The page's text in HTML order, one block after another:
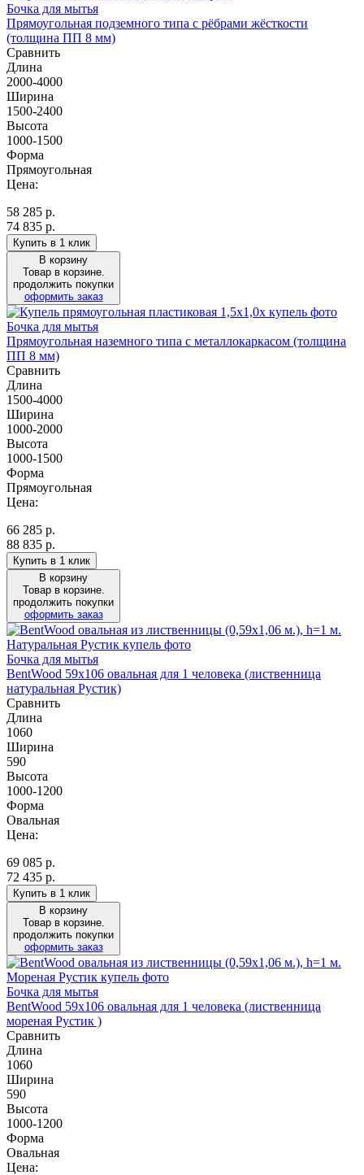
Бочка для мытья
Прямоугольная подземного типа с рёбрами жёсткости
(толщина ПП 8 мм)
Сравнить
Длина
2000-4000
Ширина
1500-2400
Высота
1000-1500
Форма
Прямоугольная
Цена:
58 285 р.
74 835 р.
Купить в 1 клик
В корзину
Товар в корзине.
продолжить покупки
оформить заказ
Бочка для мытья
Прямоугольная наземного типа с металлокаркасом (толщина
ПП 8 мм)
Сравнить
Длина
1500-4000
Ширина
1000-2000
Высота
1000-1500
Форма
Прямоугольная
Цена:
66 285 р.
88 835 р.
Купить в 1 клик
В корзину
Товар в корзине.
продолжить покупки
оформить заказ
Бочка для мытья
BentWood 59х106 овальная для 1 человека (лиственница
натуральная Рустик)
Сравнить
Длина
1060
Ширина
590
Высота
1000-1200
Форма
Овальная
Цена:
69 085 р.
72 435 р.
Купить в 1 клик
В корзину
Товар в корзине.
продолжить покупки
оформить заказ
Бочка для мытья
BentWood 59х106 овальная для 1 человека (лиственница
мореная Рустик )
Сравнить
Длина
1060
Ширина
590
Высота
1000-1200
Форма
Овальная
Цена: